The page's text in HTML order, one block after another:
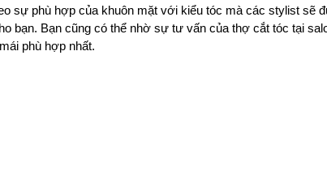
sự phù hợp của khuôn mặt với kiểu tóc mà các stylist sẽ
bạn. Bạn cũng có thể nhờ sự tư vấn của thợ cắt tóc tại
phù hợp nhất.